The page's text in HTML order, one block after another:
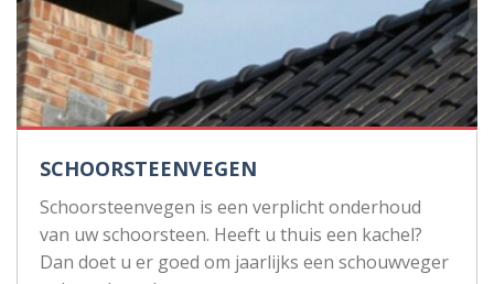
SCHOORSTEENVEGEN
Schoorsteenvegen is een verplicht onderhoud
van uw schoorsteen. Heeft u thuis een kachel?
Dan doet u er goed om jaarlijks een schouwveger